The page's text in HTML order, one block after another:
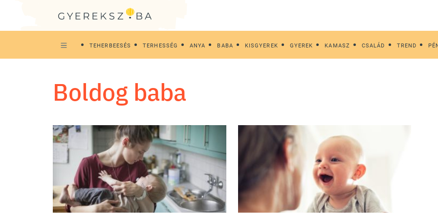
TEHERBEESÉS TERHESSÉG ANYA BABA KISGYEREK GYEREK KAMASZ CSALÁD TREND
boldog baba